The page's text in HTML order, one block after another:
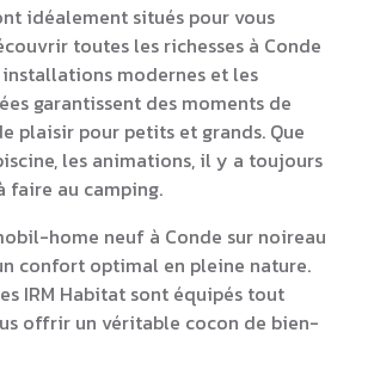
idéalement situés pour vous
toutes les richesses à Conde
installations modernes et les
garantissent des moments de
plaisir pour petits et grands. Que
les animations, il y a toujours
faire au camping.
home neuf à Conde sur noireau
confort optimal en pleine nature.
IRM Habitat sont équipés tout
offrir un véritable cocon de bien-